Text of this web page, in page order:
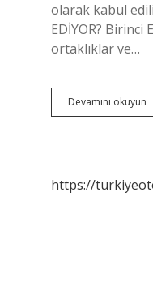
olarak kabul
EDİYOR? Birinci
ortaklıklar ve…
Devamını okuyun
https://